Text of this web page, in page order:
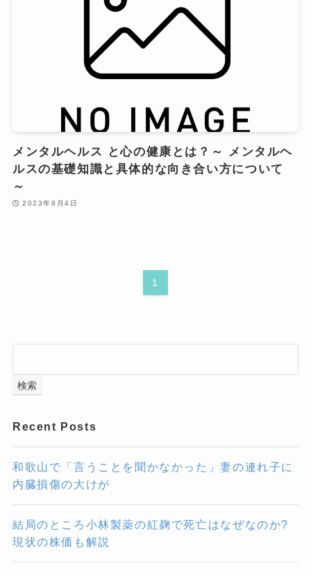
メンタルヘルス と心の健康とは？～ メンタルヘ
ルスの基礎知識と具体的な向き合い方について
～
2023年9月4日
1
検索
Recent Posts
和歌山で「言うことを聞かなかった」妻の連れ子に
内臓損傷の大けが
結局のところ小林製薬の紅麹で死亡はなぜなのか?
現状の株価も解説